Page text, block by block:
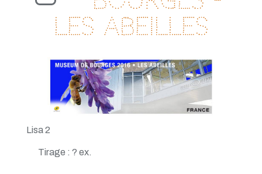
Les abeilles
Lisa 2
Tirage : ? ex.